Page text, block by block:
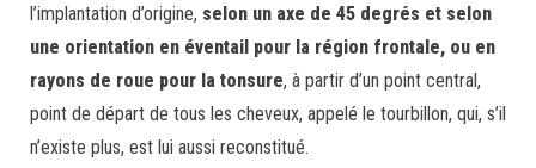
l’implantation d’origine, selon un axe de 45 degrés et selon
une orientation en éventail pour la région frontale, ou en
rayons de roue pour la tonsure, à partir d’un point central,
point de départ de tous les cheveux, appelé le tourbillon, qui, s’il
n’existe plus, est lui aussi reconstitué.